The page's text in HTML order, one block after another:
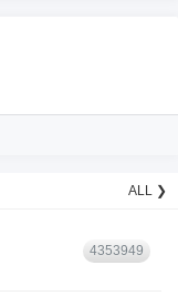
ALL ❯
4353949